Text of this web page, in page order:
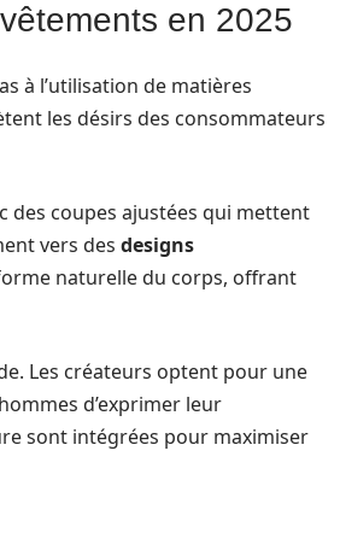
en 2025
à l’utilisation de matières
les désirs des consommateurs
des coupes ajustées qui mettent
vers des designs
naturelle du corps, offrant
Les créateurs optent pour une
d’exprimer leur
sont intégrées pour maximiser